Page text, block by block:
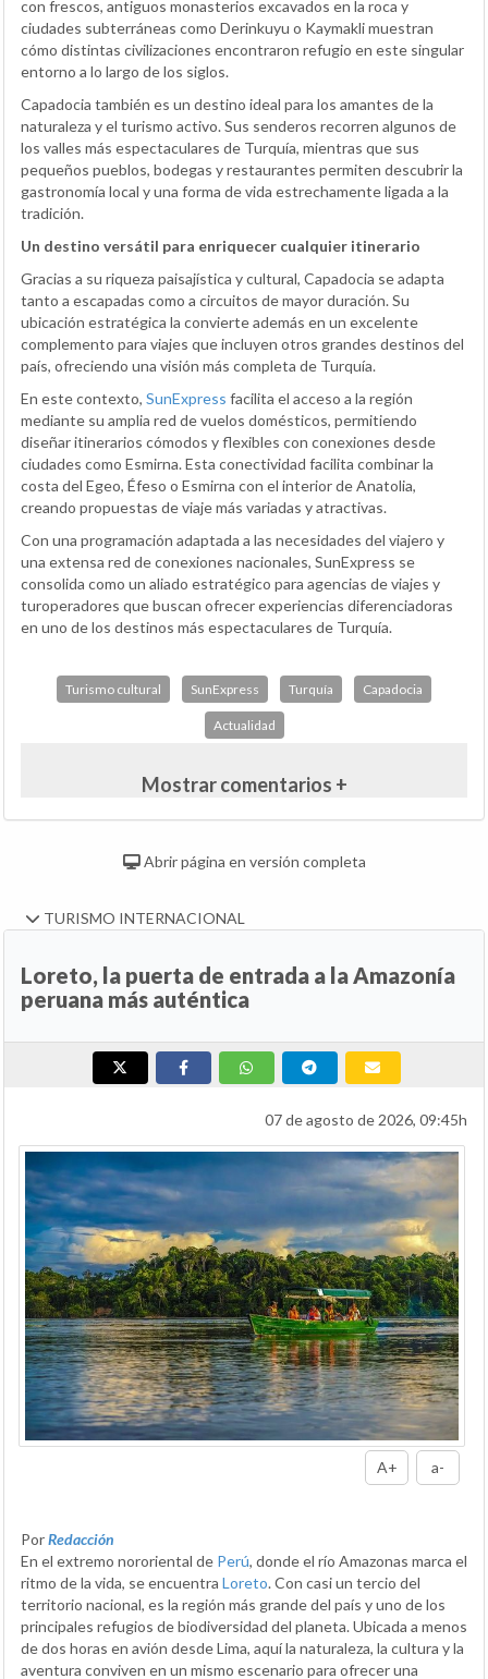
con frescos, antiguos monasterios excavados en la roca y
ciudades subterráneas como Derinkuyu o Kaymakli muestran
cómo distintas civilizaciones encontraron refugio en este singular
entorno a lo largo de los siglos.
Capadocia también es un destino ideal para los amantes de la
naturaleza y el turismo activo. Sus senderos recorren algunos de
los valles más espectaculares de Turquía, mientras que sus
pequeños pueblos, bodegas y restaurantes permiten descubrir la
gastronomía local y una forma de vida estrechamente ligada a la
tradición.
Un destino versátil para enriquecer cualquier itinerario
Gracias a su riqueza paisajística y cultural, Capadocia se adapta
tanto a escapadas como a circuitos de mayor duración. Su
ubicación estratégica la convierte además en un excelente
complemento para viajes que incluyen otros grandes destinos del
país, ofreciendo una visión más completa de Turquía.
En este contexto, SunExpress facilita el acceso a la región
mediante su amplia red de vuelos domésticos, permitiendo
diseñar itinerarios cómodos y flexibles con conexiones desde
ciudades como Esmirna. Esta conectividad facilita combinar la
costa del Egeo, Éfeso o Esmirna con el interior de Anatolia,
creando propuestas de viaje más variadas y atractivas.
Con una programación adaptada a las necesidades del viajero y
una extensa red de conexiones nacionales, SunExpress se
consolida como un aliado estratégico para agencias de viajes y
turoperadores que buscan ofrecer experiencias diferenciadoras
en uno de los destinos más espectaculares de Turquía.
Turismo cultural SunExpress Turquía Capadocia
Actualidad
Mostrar comentarios +
Abrir página en versión completa
TURISMO INTERNACIONAL
Loreto, la puerta de entrada a la Amazonía
peruana más auténtica
07 de agosto de 2026, 09:45h
A+ a-
PorRedacción
En el extremo nororiental de Perú, donde el río Amazonas marca el
ritmo de la vida, se encuentra Loreto. Con casi un tercio del
territorio nacional, es la región más grande del país y uno de los
principales refugios de biodiversidad del planeta. Ubicada a menos
de dos horas en avión desde Lima, aquí la naturaleza, la cultura y la
aventura conviven en un mismo escenario para ofrecer una